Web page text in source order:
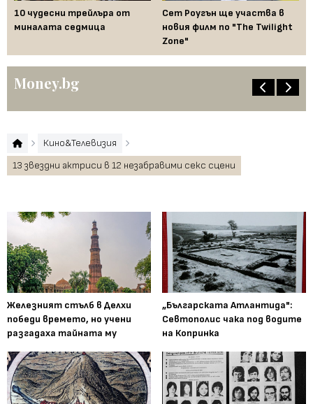
10 чудесни трейлъра от
миналата седмица
Сет Роугън ще участва в
новия филм по "The Twilight
Zone"
Money.bg
Кино&Телевизия
13 звездни актриси в 12 незабравими секс сцени
Железният стълб в Делхи
победи времето, но учени
разгадаха тайната му
„Българската Атлантида":
Севтополис чака под водите
на Копринка